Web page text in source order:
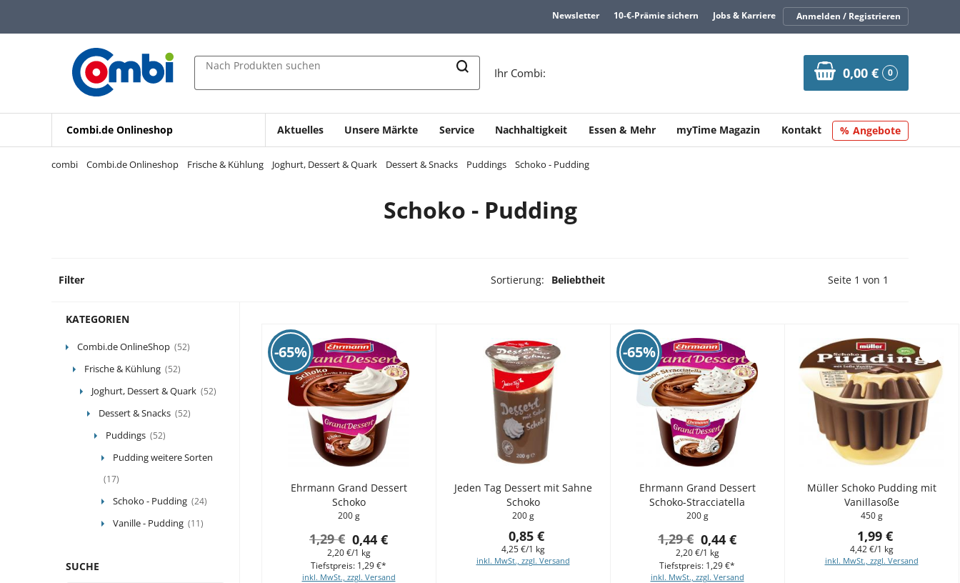
Zur Navigation springen
Zur Suche springen
Newsletter 10-€-Prämie sichern Jobs & Karriere Anmelden / Registrieren
Nach Produkten suchen
Ihr Combi: 0,00 € 0
Combi.de Onlineshop Aktuelles Unsere Märkte Service Nachhaltigkeit Essen & Mehr myTime Magazin Kontakt Angebote
combi Combi.de Onlineshop Frische & Kühlung Joghurt, Dessert & Quark Dessert & Snacks Puddings Schoko - Pudding
Schoko - Pudding
Filter Sortierung: Beliebtheit Vorherige Seite
Seite 1 von 1
KATEGORIEN
Combi.de OnlineShop (52)
Frische & Kühlung (52)
Joghurt, Dessert & Quark (52)
Dessert & Snacks (52)
Puddings (52)
Pudding weitere Sorten
(17)
Schoko - Pudding (24)
Vanille - Pudding (11)
SUCHE
-65%
Ehrmann Grand Dessert
Schoko
200 g
0,44 €
1,29 €
2,20 €/1 kg
inkl. MwSt., zzgl. Versand
Tiefstpreis: 1,29 €*
Jeden Tag Dessert mit Sahne
Schoko
200 g
0,85 €
4,25 €/1 kg
inkl. MwSt., zzgl. Versand
-65%
Ehrmann Grand Dessert
Schoko-Stracciatella
200 g
0,44 €
1,29 €
2,20 €/1 kg
inkl. MwSt., zzgl. Versand
Tiefstpreis: 1,29 €*
Müller Schoko Pudding mit
Vanillasoße
450 g
1,99 €
4,42 €/1 kg
inkl. MwSt., zzgl. Versand